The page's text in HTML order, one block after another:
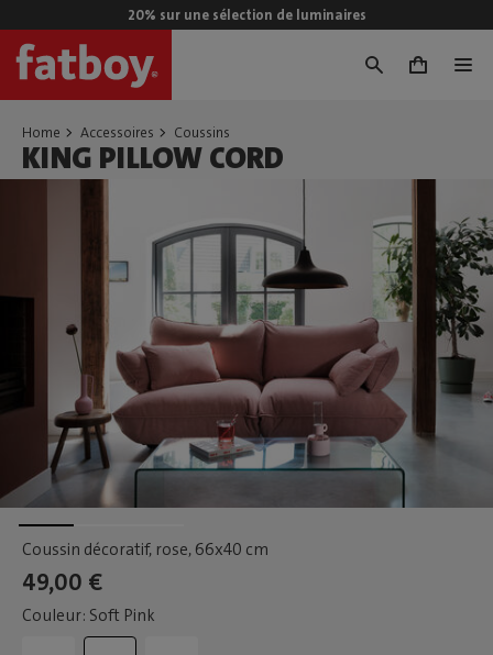
20% sur une sélection de luminaires
0
Home Accessoires Coussins
KING PILLOW CORD
Coussin décoratif, rose, 66x40 cm
49,00 €
Couleur: Soft Pink